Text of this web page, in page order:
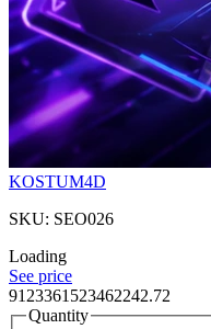
KOSTUM4D
SKU: SEO026
Loading
See price
9123361523462242.72
Quantity